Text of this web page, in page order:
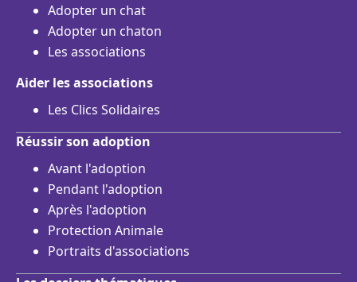
Adopter un chat
Adopter un chaton
Les associations
Aider les associations
Les Clics Solidaires
Réussir son adoption
Avant l'adoption
Pendant l'adoption
Après l'adoption
Protection Animale
Portraits d'associations